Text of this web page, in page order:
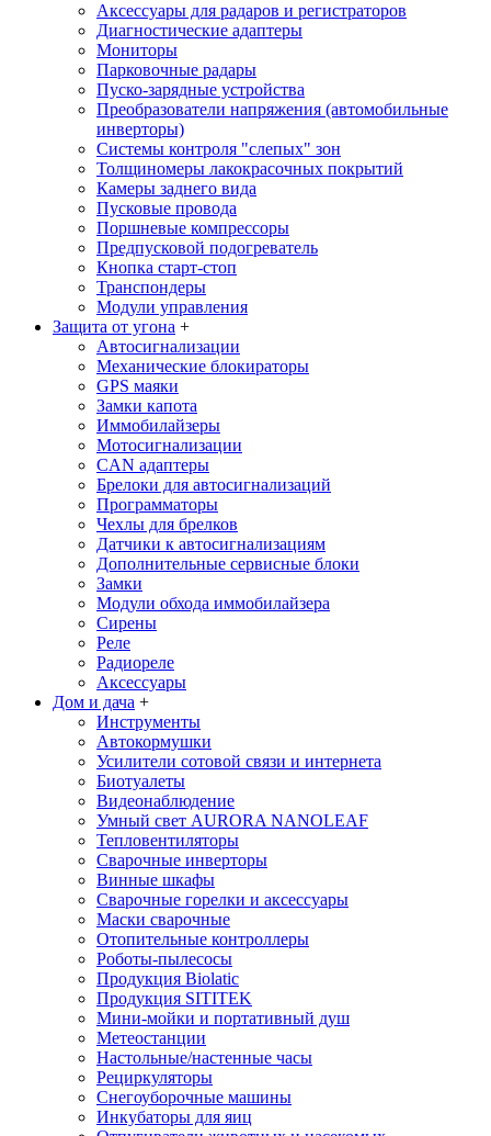
Аксессуары для радаров и регистраторов
Диагностические адаптеры
Мониторы
Парковочные радары
Пуско-зарядные устройства
Преобразователи напряжения (автомобильные
инверторы)
Системы контроля "слепых" зон
Толщиномеры лакокрасочных покрытий
Камеры заднего вида
Пусковые провода
Поршневые компрессоры
Предпусковой подогреватель
Кнопка старт-стоп
Транспондеры
Модули управления
Защита от угона +
Автосигнализации
Механические блoкираторы
GPS маяки
Замки капота
Иммобилайзеры
Мотосигнализации
CAN адаптеры
Брелоки для автосигнализаций
Программаторы
Чехлы для брелков
Датчики к автосигнализациям
Дополнительные сервисные блоки
Замки
Модули обхода иммобилайзера
Сирены
Реле
Радиореле
Аксессуары
Дом и дача +
Инструменты
Автокормушки
Усилители сотовой связи и интернета
Биотуалеты
Видеонаблюдение
Умный свет AURORA NANOLEAF
Тепловентиляторы
Сварочные инверторы
Винные шкафы
Сварочные горелки и аксессуары
Маски сварочные
Отопительные контроллеры
Роботы-пылесосы
Продукция Biolatic
Продукция SITITEK
Мини-мойки и портативный душ
Метеостанции
Настольные/настенные часы
Рециркуляторы
Снегоуборочные машины
Инкубаторы для яиц